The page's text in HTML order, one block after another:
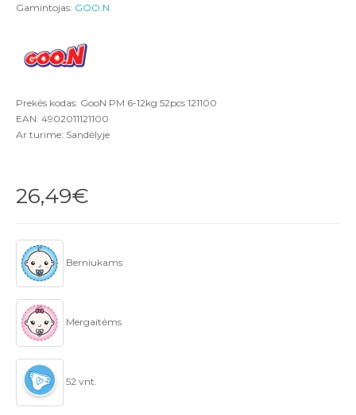
Gamintojas: GOO.N
Prekės kodas: GooN PM 6-12kg 52pcs 121100
EAN: 4902011121100
Ar turime: Sandėlyje
26,49€
Berniukams
Mergaitėms
52 vnt.